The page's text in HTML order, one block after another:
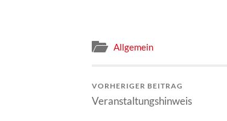
Allgemein
VORHERIGER BEITRAG
Veranstaltungshinweis